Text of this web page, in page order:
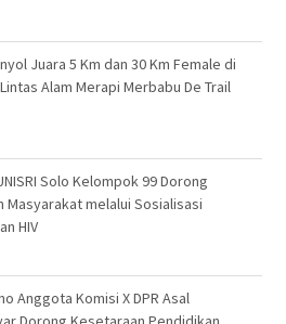
Juara 5 Km dan 30 Km Female di
Alam Merapi Merbabu De Trail
Solo Kelompok 99 Dorong
Masyarakat melalui Sosialisasi
HIV
Anggota Komisi X DPR Asal